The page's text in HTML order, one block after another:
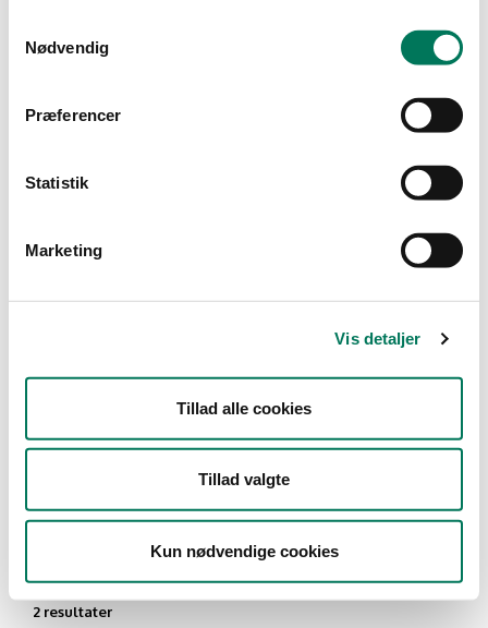
Nødvendig
Præferencer
Statistik
Marketing
Vis detaljer
Tillad alle cookies
Tillad valgte
Kun nødvendige cookies
2 resultater
Filtrer din søgning
Type
Branche
Restauranter, kantiner, takeaway,
År Måned